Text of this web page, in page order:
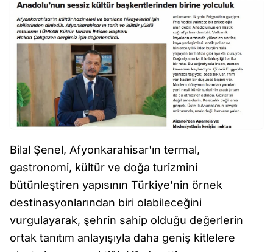
Bilal Şenel, Afyonkarahisar'ın termal,
gastronomi, kültür ve doğa turizmini
bütünleştiren yapısının Türkiye'nin örnek
destinasyonlarından biri olabileceğini
vurgulayarak, şehrin sahip olduğu değerlerin
ortak tanıtım anlayışıyla daha geniş kitlelere